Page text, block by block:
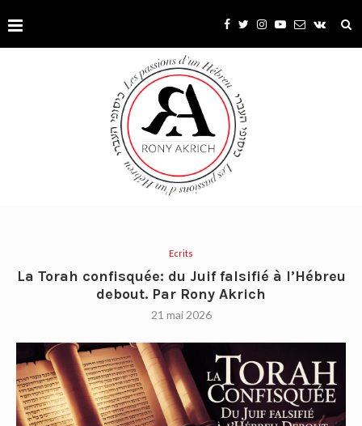
Ecrits
La Torah confisquée: du Juif falsifié à l’Hébreu
debout. Par Rony Akrich
21 mai 2026